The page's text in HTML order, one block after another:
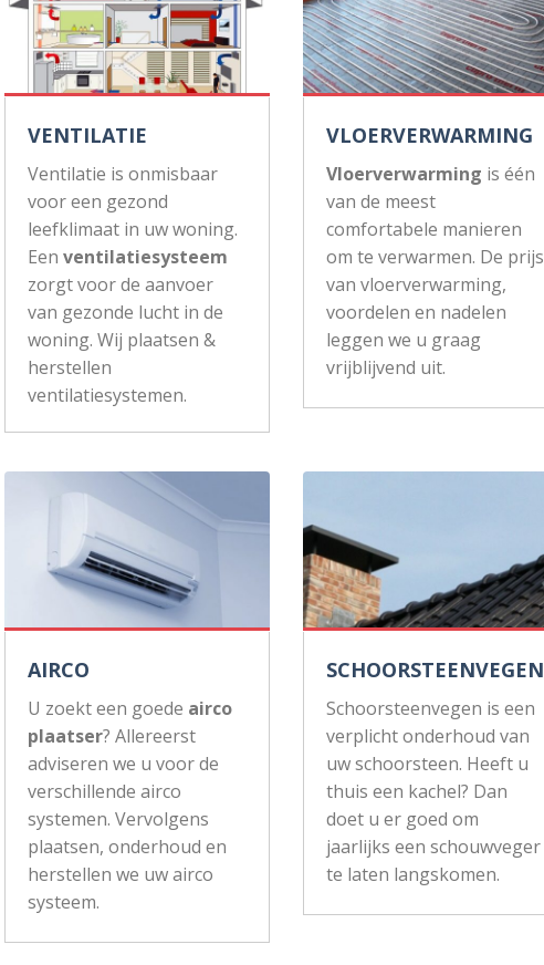
VENTILATIE
Ventilatie is onmisbaar
voor een gezond
leefklimaat in uw woning.
Een ventilatiesysteem
zorgt voor de aanvoer
van gezonde lucht in de
woning. Wij plaatsen &
herstellen
ventilatiesystemen.
VLOERVERWARMING
Vloerverwarming is één
van de meest
comfortabele manieren
om te verwarmen. De prijs
van vloerverwarming,
voordelen en nadelen
leggen we u graag
vrijblijvend uit.
AIRCO
U zoekt een goede airco
plaatser? Allereerst
adviseren we u voor de
verschillende airco
systemen. Vervolgens
plaatsen, onderhoud en
herstellen we uw airco
systeem.
SCHOORSTEENVEGEN
Schoorsteenvegen is een
verplicht onderhoud van
uw schoorsteen. Heeft u
thuis een kachel? Dan
doet u er goed om
jaarlijks een schouwveger
te laten langskomen.